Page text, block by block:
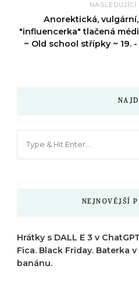
NASLEDUJÍCÍ
Anorektická,
"influencerka" tlačená
~ Old school střípky ~ 19.
NEJNOVĚJŠÍ
Hrátky s DALL E 3 v
Fica. Black Friday. Baterka
banánu.